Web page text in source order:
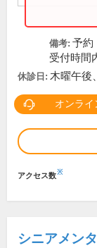
備考: 予約
受付時間
休診日: 木曜午後
オンライ
アクセス数※
シニアメン